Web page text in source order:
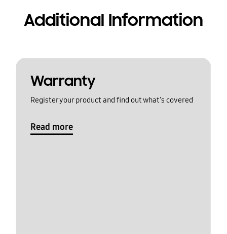
Additional Information
Warranty
Register your product and find out what's covered
Read more